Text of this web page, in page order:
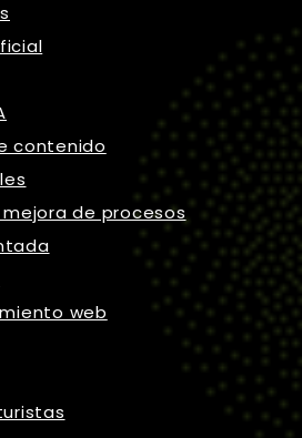
contenido
de procesos
web